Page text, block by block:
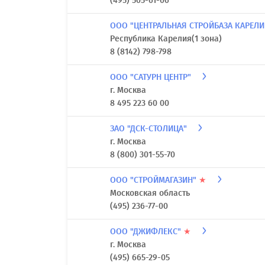
ООО "ЦЕНТРАЛЬНАЯ СТРОЙБАЗА
Республика Карелия(1 зона)
8 (8142) 798-798
ООО "САТУРН ЦЕНТР"
г. Москва
8 495 223 60 00
ЗАО "ДСК-СТОЛИЦА"
г. Москва
8 (800) 301-55-70
ООО "СТРОЙМАГАЗИН" ★
Московская область
(495) 236-77-00
ООО "ДЖИФЛЕКС" ★
г. Москва
(495) 665-29-05